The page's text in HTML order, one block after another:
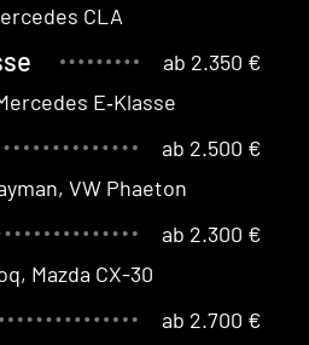
CLA
ab 2.350 €
E‑Klasse
ab 2.500 €
VW Phaeton
ab 2.300 €
Maz­da CX-30
ab 2.700 €